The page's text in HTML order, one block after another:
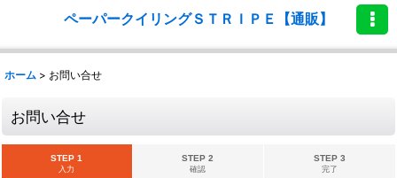
ペーパークイリングＳＴＲＩＰＥ【通販】
ホーム > お問い合せ
お問い合せ
STEP 1
入力
STEP 2
確認
STEP 3
完了